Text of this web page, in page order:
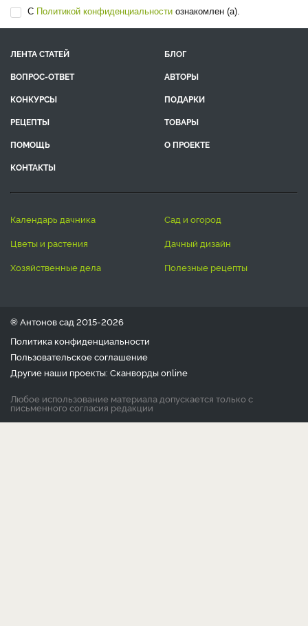
С Политикой конфиденциальности ознакомлен (а).
ЛЕНТА СТАТЕЙ
БЛОГ
ВОПРОС-ОТВЕТ
АВТОРЫ
КОНКУРСЫ
ПОДАРКИ
РЕЦЕПТЫ
ТОВАРЫ
ПОМОЩЬ
О ПРОЕКТЕ
КОНТАКТЫ
календарь дачника
сад и огород
цветы и растения
дачный дизайн
хозяйственные дела
полезные рецепты
® Антонов сад 2015-2026
Политика конфиденциальности
Пользовательское соглашение
Другие наши проекты: Сканвордыonline
Любое использование материала допускается только с
письменного согласия редакции